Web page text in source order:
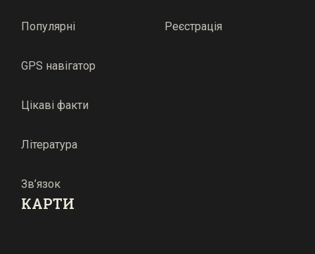
Популярні
GPS навігатор
Цікаві факти
Література
Зв’язок
Реєстрація
КАРТИ